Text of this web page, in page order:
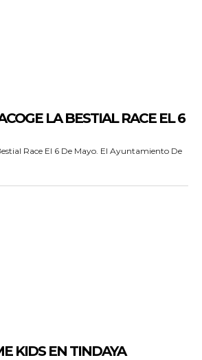
LA BESTIAL RACE EL 6
Race El 6 De Mayo. El Ayuntamiento De
KIDS EN TINDAYA